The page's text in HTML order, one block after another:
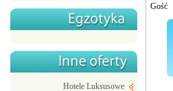
Hotele Luksusowe
Gość